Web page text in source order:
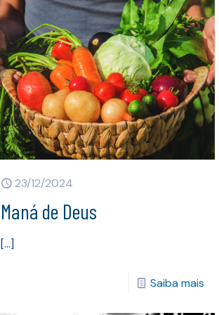
23/12/2024
Maná de Deus
[…]
Saiba mais